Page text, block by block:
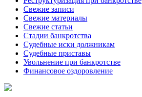
Свежие записи
Свежие материалы
Свежие статьи
Стадии банкротства
Судебные иски должникам
Судебные приставы
Увольнение при банкротстве
Финансовое оздоровление